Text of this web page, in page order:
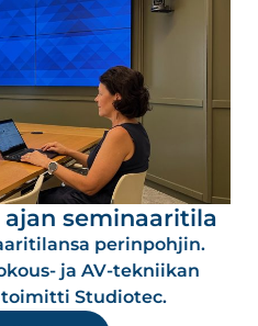
ajan seminaaritila
perinpohjin.
ja AV-tekniikan
Studiotec.